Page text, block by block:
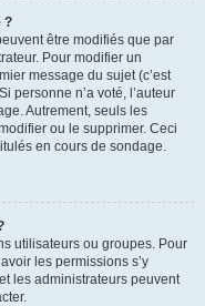
?
être modifiés que par
Pour modifier un
message du sujet (c’est
personne n’a voté, l’auteur
Autrement, seuls les
ou le supprimer. Ceci
en cours de sondage.
utilisateurs ou groupes. Pour
les permissions s’y
les administrateurs peuvent